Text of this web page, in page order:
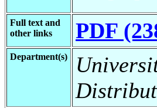
Full text and
other links
PDF
Department(s)